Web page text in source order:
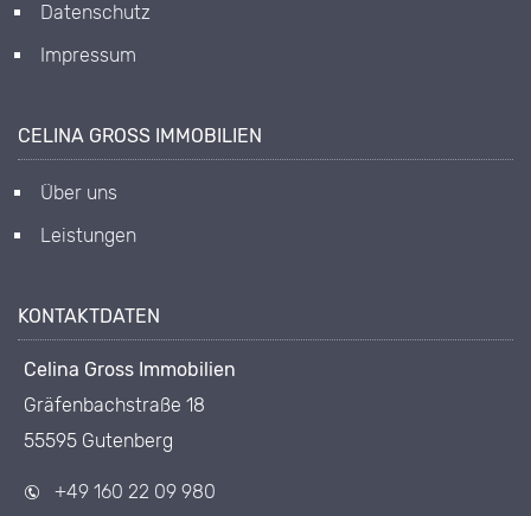
Datenschutz
Impressum
CELINA GROSS IMMOBILIEN
Über uns
Leistungen
KONTAKTDATEN
Celina Gross Immobilien
Gräfenbachstraße 18
55595 Gutenberg
+49 160 22 09 980